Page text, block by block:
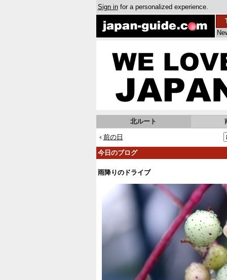
Sign infor a personalized experience.
北ルート
前の日
今日のブログ
雨降りのドライブ